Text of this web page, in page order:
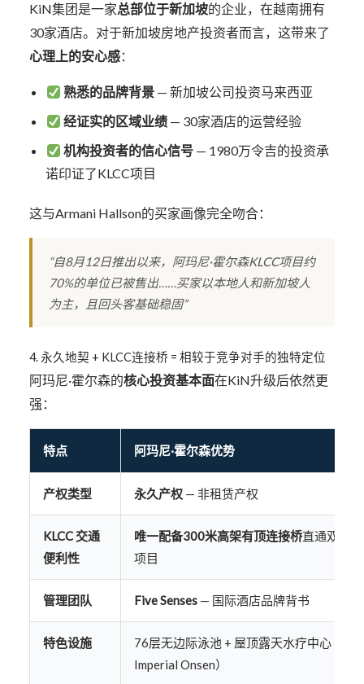
KiN集团是一家总部位于新加坡的企业，在越南拥有
30家酒店。对于新加坡房地产投资者而言，这带来了
心理上的安心感：
熟悉的品牌背景— 新加坡公司投资马来西亚
经证实的区域业绩— 30家酒店的运营经验
机构投资者的信心信号— 1980万令吉的投资承
诺印证了KLCC项目
这与Armani Hallson的买家画像完全吻合：
“自8月12日推出以来，阿玛尼·霍尔森KLCC项目约
70%的单位已被售出……买家以本地人和新加坡人
为主，且回头客基础稳固”
4. 永久地契 + KLCC连接桥 = 相较于竞争对手的独特定位
阿玛尼·霍尔森的核心投资基本面在KiN升级后依然更
强：
特点 阿玛尼·霍尔森优势
产权类型 永久产权 — 非租赁产权
KLCC 交通
便利性
唯一配备300米高架有顶连接桥直通双子
项目
管理团队 Five Senses — 国际酒店品牌背书
特色设施
76层无边际泳池 + 屋顶露天水疗中心（吉
Imperial Onsen）